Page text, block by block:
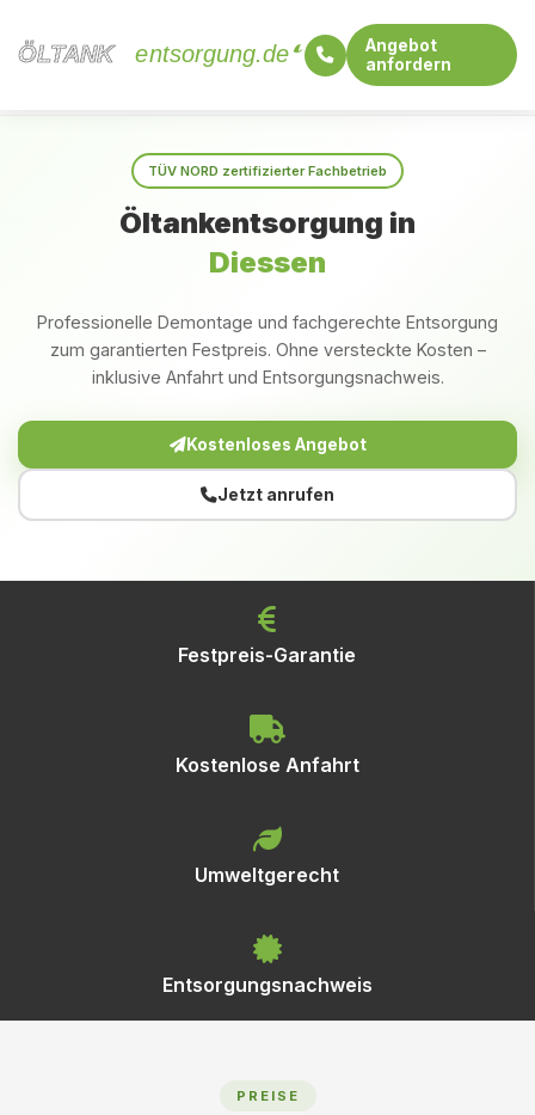
ÖLTANK
ÖLTANK entsorgung.de
Angebot
anfordern
TÜV NORD zertifizierter Fachbetrieb
Öltankentsorgung in
Diessen
Professionelle Demontage und fachgerechte Entsorgung
zum garantierten Festpreis. Ohne versteckte Kosten –
inklusive Anfahrt und Entsorgungsnachweis.
Kostenloses Angebot
Jetzt anrufen
Festpreis-Garantie
Kostenlose Anfahrt
Umweltgerecht
Entsorgungsnachweis
PREISE